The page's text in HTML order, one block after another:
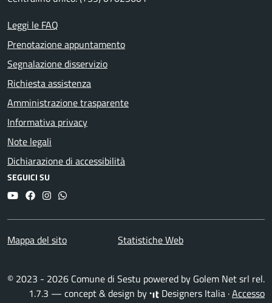
Leggi le FAQ
Prenotazione appuntamento
Segnalazione disservizio
Richiesta assistenza
Amministrazione trasparente
Informativa privacy
Note legali
Dichiarazione di accessibilità
SEGUICI SU
YouTubeFacebookInstagram
Whatsapp
Mappa del sito Statistiche Web
© 2023 - 2026 Comune di Sestu powered by Golem Net srl rel.
1.7.3 — concept & design by
Designers Italia ·Accesso